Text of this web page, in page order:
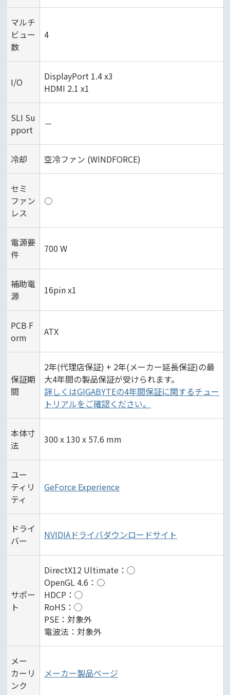
マルチ
ビュー
数
4
I/O
DisplayPort 1.4 x3
HDMI 2.1 x1
SLI Su
pport
－
冷却 空冷ファン (WINDFORCE)
セミ
ファン
レス
○
電源要
件
700 W
補助電
源
16pin x1
PCB F
orm
ATX
保証期
間
2年(代理店保証) + 2年(メーカー延長保証)の最
大4年間の製品保証が受けられます。
詳しくはGIGABYTEの4年間保証に関するチュー
トリアルをご確認ください。
本体寸
法
300 x 130 x 57.6 mm
ユー
ティリ
ティ
GeForce Experience
ドライ
バー
NVIDIAドライバダウンロードサイト
サポー
ト
DirectX12 Ultimate：◯
OpenGL 4.6：○
HDCP：◯
RoHS：◯
PSE：対象外
電波法：対象外
メー
カーリ
ンク
メーカー製品ページ